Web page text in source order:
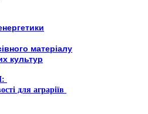
матеріалу
культур
для аграріїв